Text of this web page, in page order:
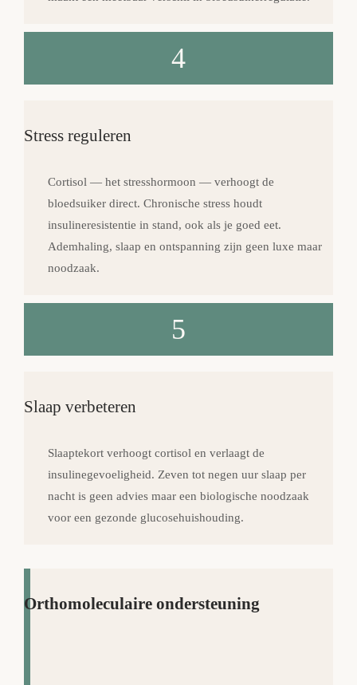
4
Stress reguleren
Cortisol — het stresshormoon — verhoogt de
bloedsuiker direct. Chronische stress houdt
insulineresistentie in stand, ook als je goed eet.
Ademhaling, slaap en ontspanning zijn geen luxe maar
noodzaak.
5
Slaap verbeteren
Slaaptekort verhoogt cortisol en verlaagt de
insulinegevoeligheid. Zeven tot negen uur slaap per
nacht is geen advies maar een biologische noodzaak
voor een gezonde glucosehuishouding.
Orthomoleculaire ondersteuning